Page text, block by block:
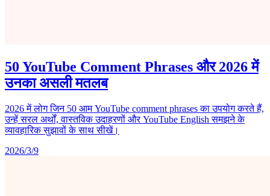
50 YouTube Comment Phrases और 2026 में
उनका असली मतलब
2026 में लोग जिन 50 आम YouTube comment phrases का उपयोग करते हैं,
उन्हें सरल अर्थों, वास्तविक उदाहरणों और YouTube English समझने के
व्यावहारिक सुझावों के साथ सीखें।
2026/3/9